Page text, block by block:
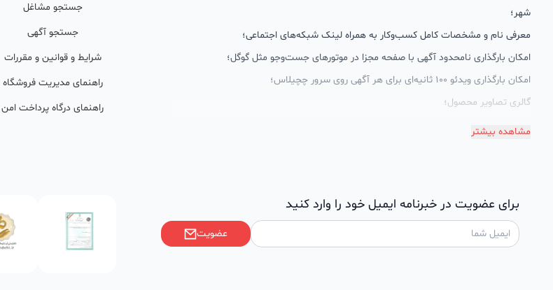
شهر؛
معرفی نام و مشخصات کامل کسب‌وکار به همراه لینک شبکه‌های اجتماعی؛
امکان بارگذاری نامحدود آگهی با صفحه مجزا در موتورهای جست‌وجو مثل گوگل؛
امکان بارگذاری ویدئو 100 ثانیه‌ای برای هر آگهی روی سرور چچیلاس؛
گالری تصاویر محصول؛
امکان دسته‌بندی آگهی‌ها
چچیلاس با کلمات کلیدی بسیار خوبی رتبه دریافت کرده و بازخورد‌های بسیار خوبی گرفته‌اند.
طی تماس‌های دوره‌ای پشتیبان‌ها (هر 45 روز تا 60 روز یک‌بار)، صاحبین کسب‌وکارها با
مشاهده بیشتر
جستجو مشاغل
جستجو آگهی
شرایط و قوانین و مقررات
راهنمای مدیریت فروشگاه
راهنمای درگاه پرداخت امن
برای عضویت در خبرنامه ایمیل خود را وارد کنید
عضویت